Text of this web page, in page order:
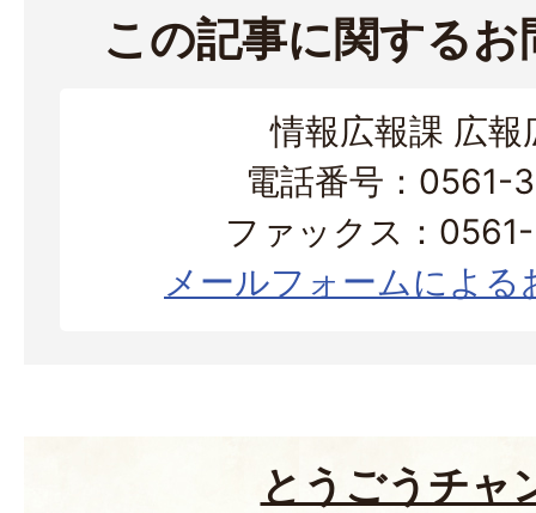
この記事に関する
情報広報課 広報
電話番号：0561-
ファックス：
メールフォームによる
とうごうチャ